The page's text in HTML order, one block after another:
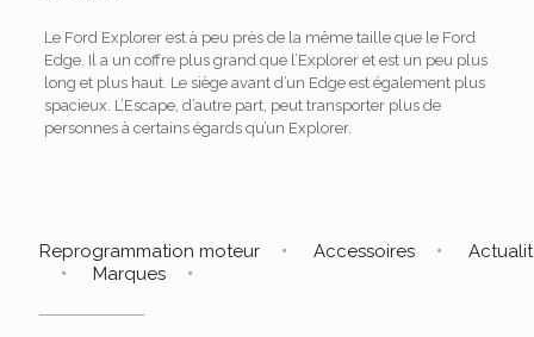
Le Ford Explorer est à peu près de la même taille que le Ford
Edge. Il a un coffre plus grand que l’Explorer et est un peu plus
long et plus haut. Le siège avant d’un Edge est également plus
spacieux. L’Escape, d’autre part, peut transporter plus de
personnes à certains égards qu’un Explorer.
Reprogrammation moteur Accessoires
Marques